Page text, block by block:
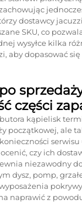
dostawcy
SKU, co
wysyłce kilka
aby dopasować
części
kąpielisk
początkowej, ale
czy ich
niezawodny
dysz, pomp,
naprawić z